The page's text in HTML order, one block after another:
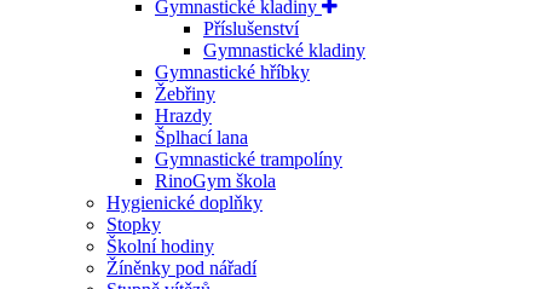
Gymnastické kladiny
Příslušenství
Gymnastické kladiny
Gymnastické hříbky
Žebřiny
Hrazdy
Šplhací lana
Gymnastické trampolíny
RinoGym škola
Hygienické doplňky
Stopky
Školní hodiny
Žíněnky pod nářadí